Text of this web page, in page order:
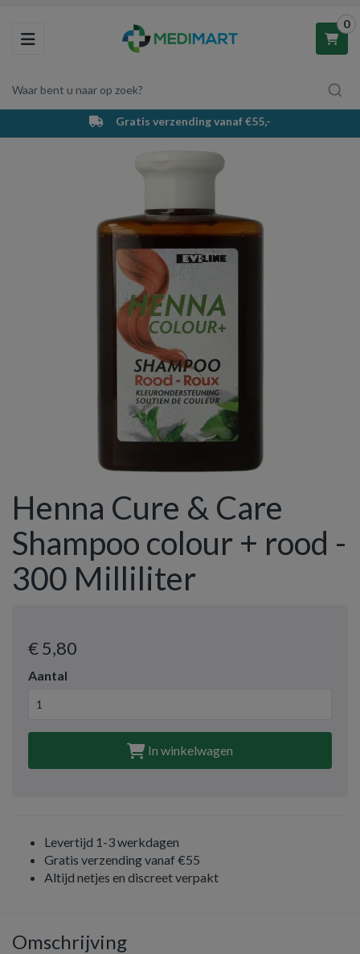
Toggle navigation
Waar bent u naar op zoek?
0
Winkelwagen
Vul hem met producten.
Gratis verzending vanaf €55,-
Henna Cure & Care
Shampoo colour + rood -
300 Milliliter
€ 5,80
Aantal
In winkelwagen
Levertijd 1-3 werkdagen
Gratis verzending vanaf €55
Altijd netjes en discreet verpakt
Omschrijving